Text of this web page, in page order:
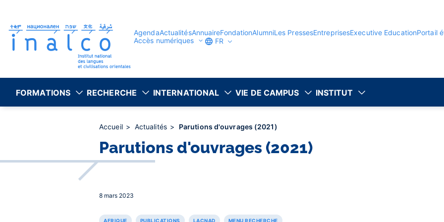
principal
AgendaActualitésAnnuaireFondationAlumniLes PressesEntreprisesExecutive EducationPortail
Accès numériques
FR
FORMATIONS RECHERCHE INTERNATIONAL VIE DE CAMPUS INSTITUT
Accueil Actualités Parutions d'ouvrages (2021)
Parutions d'ouvrages (2021)
8 mars 2023
AFRIQUE PUBLICATIONS LACNAD MENU RECHERCHE